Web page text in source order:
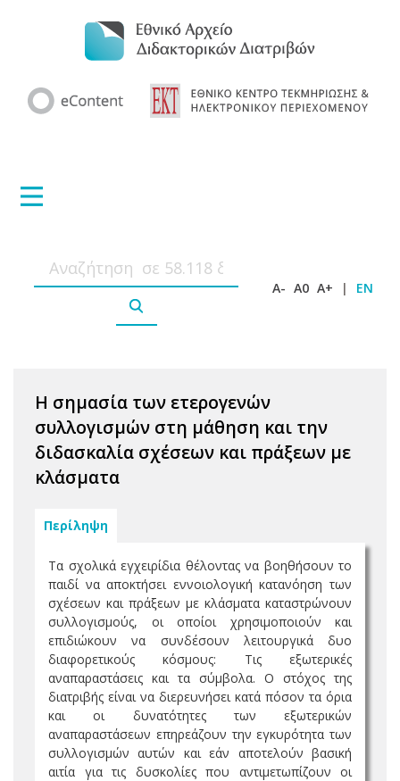
A- A0 A+ | EN
Η σημασία των ετερογενών
συλλογισμών στη μάθηση και την
διδασκαλία σχέσεων και πράξεων με
κλάσματα
Περίληψη
Τα σχολικά εγχειρίδια θέλοντας να βοηθήσουν το
παιδί να αποκτήσει εννοιολογική κατανόηση των
σχέσεων και πράξεων με κλάσματα καταστρώνουν
συλλογισμούς, οι οποίοι χρησιμοποιούν και
επιδιώκουν να συνδέσουν λειτουργικά δυο
διαφορετικούς κόσμους: Τις εξωτερικές
αναπαραστάσεις και τα σύμβολα. Ο στόχος της
διατριβής είναι να διερευνήσει κατά πόσον τα όρια
και οι δυνατότητες των εξωτερικών
αναπαραστάσεων επηρεάζουν την εγκυρότητα των
συλλογισμών αυτών και εάν αποτελούν βασική
αιτία για τις δυσκολίες που αντιμετωπίζουν οι